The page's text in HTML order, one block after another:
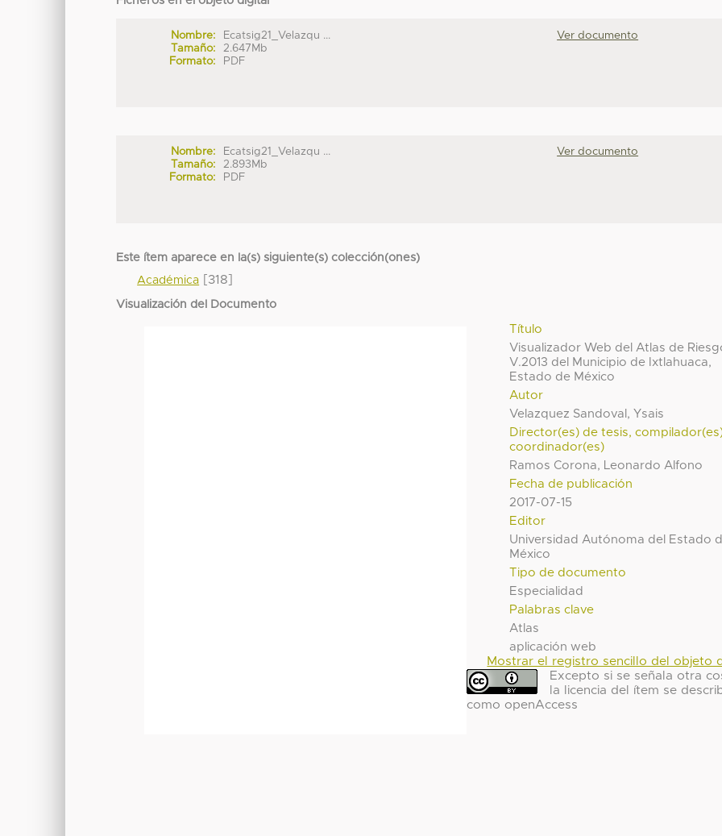
Nombre:
Ecatsig21_Velazqu ...
Tamaño:
2.647Mb
Formato:
PDF
Ver documento
Nombre:
Ecatsig21_Velazqu ...
Tamaño:
2.893Mb
Formato:
PDF
Ver documento
Este ítem aparece en la(s) siguiente(s) colección(ones)
Académica [318]
Visualización del Documento
Título
Visualizador Web del Atlas de
V.2013 del Municipio de Ixtlahuaca,
Estado de México
Autor
Velazquez Sandoval, Ysais
Director(es) de tesis,
coordinador(es)
Ramos Corona, Leonardo Alfono
Fecha de publicación
2017-07-15
Editor
Universidad Autónoma del Estado
México
Tipo de documento
Especialidad
Palabras clave
Atlas
aplicación web
Mostrar el registro sencillo del objeto
Excepto si se señala otra
la licencia del ítem se
como openAccess